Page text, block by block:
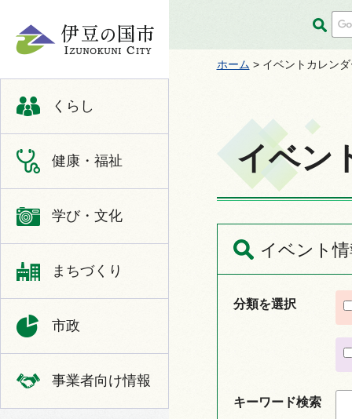
くらし
健康・福祉
学び・文化
まちづくり
市政
事業者向け情報
ホーム > イベントカレン
イベン
イベント
分類を選択
キーワード検索